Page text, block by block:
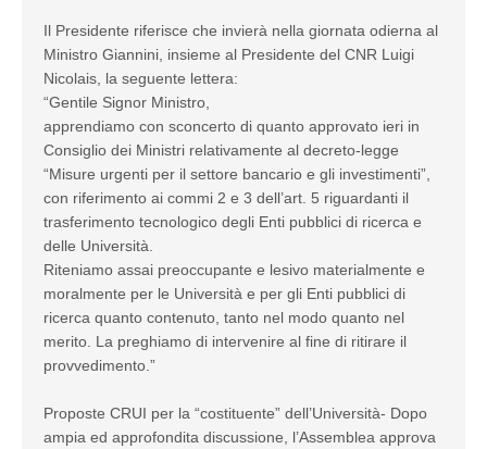
Il Presidente riferisce che invierà nella giornata odierna al
Ministro Giannini, insieme al Presidente del CNR Luigi
Nicolais, la seguente lettera:
“Gentile Signor Ministro,
apprendiamo con sconcerto di quanto approvato ieri in
Consiglio dei Ministri relativamente al decreto-legge
“Misure urgenti per il settore bancario e gli investimenti”,
con riferimento ai commi 2 e 3 dell’art. 5 riguardanti il
trasferimento tecnologico degli Enti pubblici di ricerca e
delle Università.
Riteniamo assai preoccupante e lesivo materialmente e
moralmente per le Università e per gli Enti pubblici di
ricerca quanto contenuto, tanto nel modo quanto nel
merito. La preghiamo di intervenire al fine di ritirare il
provvedimento.”
Proposte CRUI per la “costituente” dell’Università- Dopo
ampia ed approfondita discussione, l’Assemblea approva